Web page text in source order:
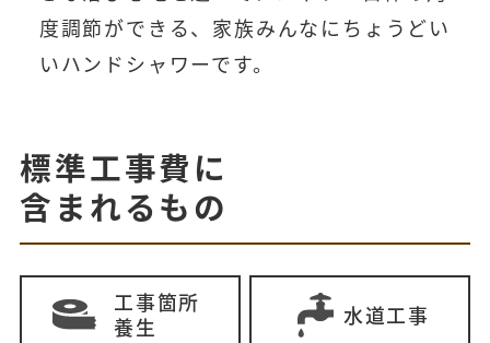
度調節ができる、家族みんなにちょうどい
いハンドシャワーです。
標準工事費に
含まれるもの
工事箇所
養生
水道工事